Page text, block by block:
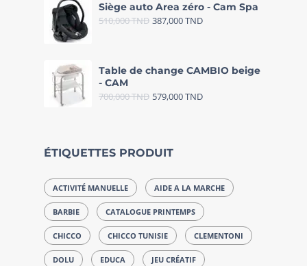
Siège auto Area zéro - Cam Spa
510,000TND 387,000TND
Table de change CAMBIO beige
- CAM
700,000TND 579,000TND
ÉTIQUETTES PRODUIT
ACTIVITÉ MANUELLE AIDE A LA MARCHE
BARBIE CATALOGUE PRINTEMPS
CHICCO CHICCO TUNISIE CLEMENTONI
DOLU EDUCA JEU CRÉATIF